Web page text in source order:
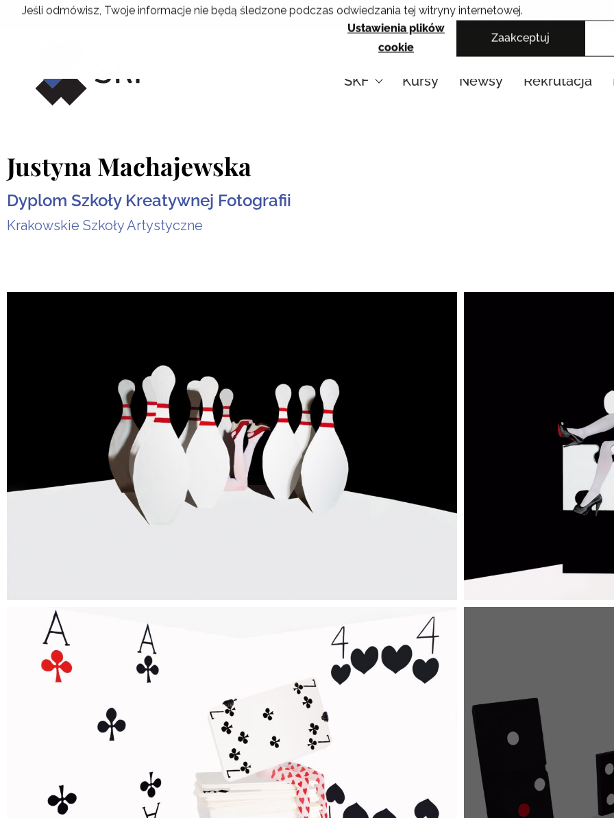
Jeśli odmówisz, Twoje informacje nie będą śledzone podczas odwiedzania tej witryny internetowej.
Ustawienia plików
cookie
Zaakceptuj
Przejdź
Krakowskie Szkoły Artystyczne
SKF Kursy Newsy Rekrutacja
Justyna Machajewska
Dyplom Szkoły Kreatywnej Fotografii
Krakowskie Szkoły Artystyczne